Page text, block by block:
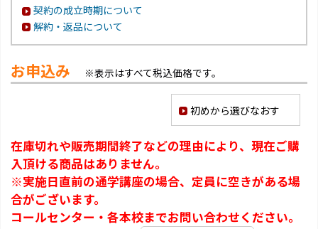
契約の成立時期について
解約・返品について
お申込み ※表示はすべて税込価格です。
初めから選びなおす
在庫切れや販売期間終了などの理由により、現在ご購
入頂ける商品はありません。
※実施日直前の通学講座の場合、定員に空きがある場
合がございます。
コールセンター・各本校までお問い合わせください。